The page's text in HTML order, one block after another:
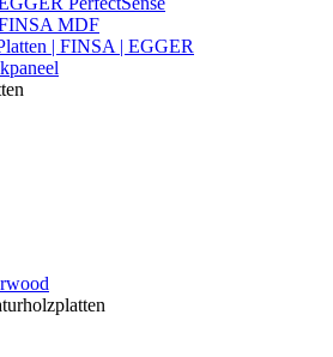
MDF
| FINSA | EGGER